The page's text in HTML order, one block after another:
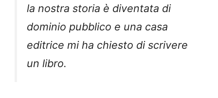
la nostra storia è diventata di
dominio pubblico e una casa
editrice mi ha chiesto di scrivere
un libro.